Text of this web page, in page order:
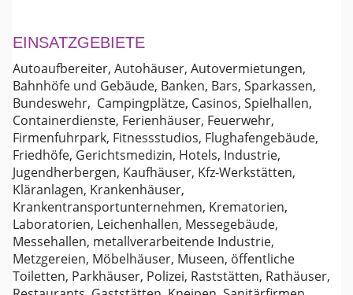
EINSATZGEBIETE
Autoaufbereiter, Autohäuser, Autovermietungen,
Bahnhöfe und Gebäude, Banken, Bars, Sparkassen,
Bundeswehr, Campingplätze, Casinos, Spielhallen,
Containerdienste, Ferienhäuser, Feuerwehr,
Firmenfuhrpark, Fitnessstudios, Flughafengebäude,
Friedhöfe, Gerichtsmedizin, Hotels, Industrie,
Jugendherbergen, Kaufhäuser, Kfz-Werkstätten,
Kläranlagen, Krankenhäuser,
Krankentransportunternehmen, Krematorien,
Laboratorien, Leichenhallen, Messegebäude,
Messehallen, metallverarbeitende Industrie,
Metzgereien, Möbelhäuser, Museen, öffentliche
Toiletten, Parkhäuser, Polizei, Raststätten, Rathäuser,